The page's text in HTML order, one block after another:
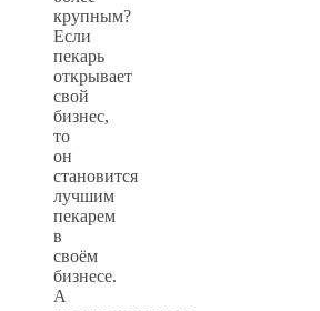
крупным?
Если
пекарь
открывает
свой
бизнес,
то
он
становится
лучшим
пекарем
в
своём
бизнесе.
А